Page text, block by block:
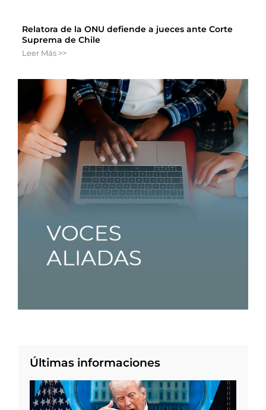
Relatora de la ONU defiende a jueces ante Corte
Suprema de Chile
Leer Más >>
Últimas informaciones